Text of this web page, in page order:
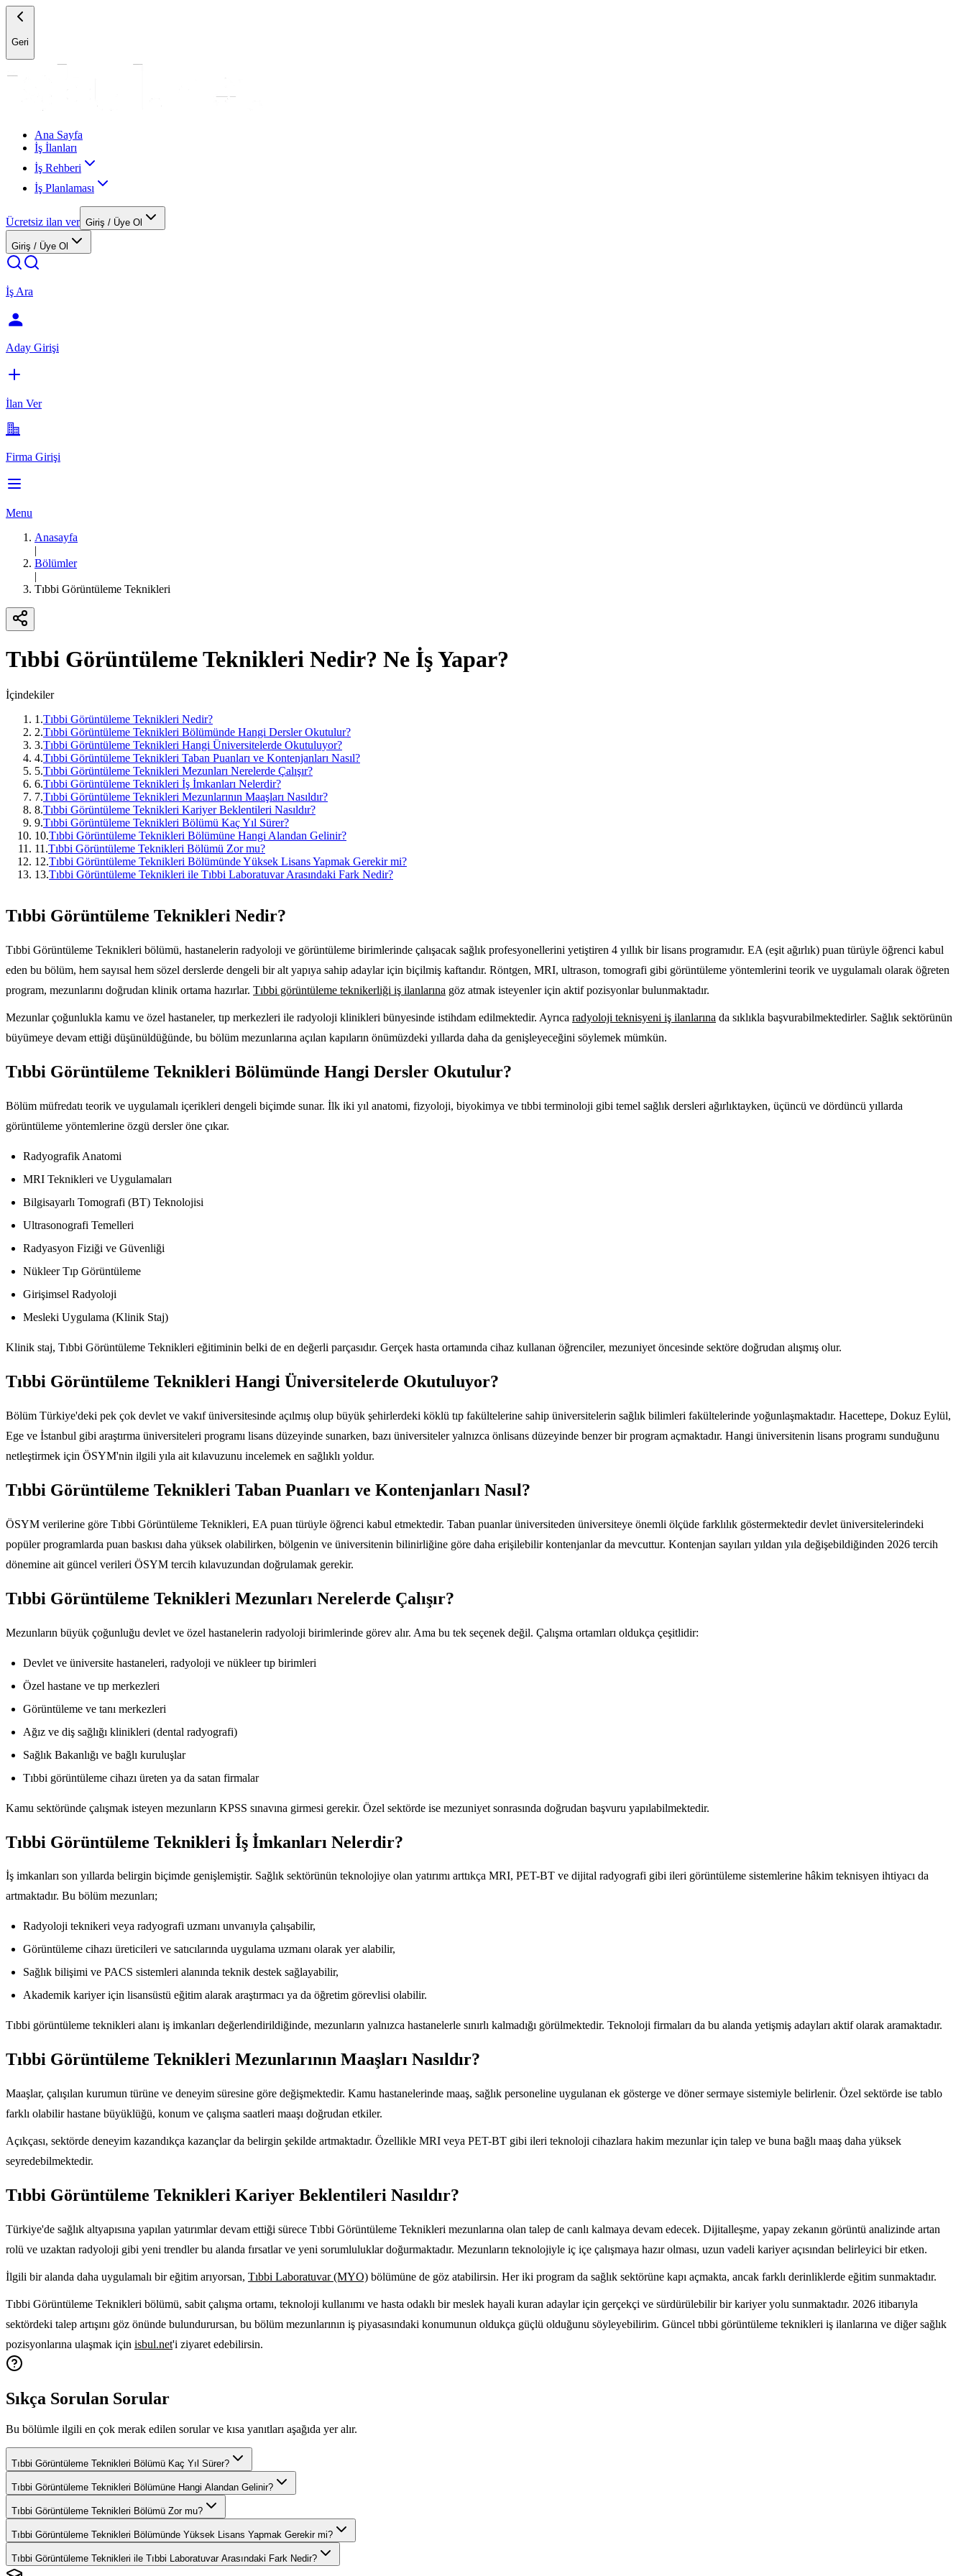
Geri
Ana Sayfa
İş İlanları
İş Rehberi
İş Planlaması
Ücretsiz ilan ver Giriş / Üye Ol
Giriş / Üye Ol
İş Ara
Aday Girişi
İlan Ver
Firma Girişi
Menu
Anasayfa
|
Bölümler
|
Tıbbi Görüntüleme Teknikleri
Tıbbi Görüntüleme Teknikleri Nedir? Ne İş Yapar?
İçindekiler
1 .Tıbbi Görüntüleme Teknikleri Nedir?
2.Tıbbi Görüntüleme Teknikleri Bölümünde Hangi Dersler Okutulur?
3.Tıbbi Görüntüleme Teknikleri Hangi Üniversitelerde Okutuluyor?
4.Tıbbi Görüntüleme Teknikleri Taban Puanları ve Kontenjanları Nasıl?
5.Tıbbi Görüntüleme Teknikleri Mezunları Nerelerde Çalışır?
6.Tıbbi Görüntüleme Teknikleri İş İmkanları Nelerdir?
7.Tıbbi Görüntüleme Teknikleri Mezunlarının Maaşları Nasıldır?
8.Tıbbi Görüntüleme Teknikleri Kariyer Beklentileri Nasıldır?
9.Tıbbi Görüntüleme Teknikleri Bölümü Kaç Yıl Sürer?
10.Tıbbi Görüntüleme Teknikleri Bölümüne Hangi Alandan Gelinir?
11 .Tıbbi Görüntüleme Teknikleri Bölümü Zor mu?
12.Tıbbi Görüntüleme Teknikleri Bölümünde Yüksek Lisans Yapmak Gerekir mi?
13.Tıbbi Görüntüleme Teknikleri ile Tıbbi Laboratuvar Arasındaki Fark Nedir?
Tıbbi Görüntüleme Teknikleri Nedir?
Tıbbi Görüntüleme Teknikleri bölümü, hastanelerin radyoloji ve görüntüleme birimlerinde çalışacak sağlık profesyonellerini yetiştiren 4 yıllık bir lisans programıdır. EA (eşit ağırlık) puan türüyle öğrenci kabul
eden bu bölüm, hem sayısal hem sözel derslerde dengeli bir alt yapıya sahip adaylar için biçilmiş kaftandır. Röntgen, MRI, ultrason, tomografi gibi görüntüleme yöntemlerini teorik ve uygulamalı olarak öğreten
program, mezunlarını doğrudan klinik ortama hazırlar. Tıbbi görüntüleme teknikerliği iş ilanlarına göz atmak isteyenler için aktif pozisyonlar bulunmaktadır.
Mezunlar çoğunlukla kamu ve özel hastaneler, tıp merkezleri ile radyoloji klinikleri bünyesinde istihdam edilmektedir. Ayrıca radyoloji teknisyeni iş ilanlarına da sıklıkla başvurabilmektedirler. Sağlık sektörünün
büyümeye devam ettiği düşünüldüğünde, bu bölüm mezunlarına açılan kapıların önümüzdeki yıllarda daha da genişleyeceğini söylemek mümkün.
Tıbbi Görüntüleme Teknikleri Bölümünde Hangi Dersler Okutulur?
Bölüm müfredatı teorik ve uygulamalı içerikleri dengeli biçimde sunar. İlk iki yıl anatomi, fizyoloji, biyokimya ve tıbbi terminoloji gibi temel sağlık dersleri ağırlıktayken, üçüncü ve dördüncü yıllarda
görüntüleme yöntemlerine özgü dersler öne çıkar.
Radyografik Anatomi
MRI Teknikleri ve Uygulamaları
Bilgisayarlı Tomografi (BT) Teknolojisi
Ultrasonografi Temelleri
Radyasyon Fiziği ve Güvenliği
Nükleer Tıp Görüntüleme
Girişimsel Radyoloji
Mesleki Uygulama (Klinik Staj)
Klinik staj, Tıbbi Görüntüleme Teknikleri eğitiminin belki de en değerli parçasıdır. Gerçek hasta ortamında cihaz kullanan öğrenciler, mezuniyet öncesinde sektöre doğrudan alışmış olur.
Tıbbi Görüntüleme Teknikleri Hangi Üniversitelerde Okutuluyor?
Bölüm Türkiye'deki pek çok devlet ve vakıf üniversitesinde açılmış olup büyük şehirlerdeki köklü tıp fakültelerine sahip üniversitelerin sağlık bilimleri fakültelerinde yoğunlaşmaktadır. Hacettepe, Dokuz Eylül,
Ege ve İstanbul gibi araştırma üniversiteleri programı lisans düzeyinde sunarken, bazı üniversiteler yalnızca önlisans düzeyinde benzer bir program açmaktadır. Hangi üniversitenin lisans programı sunduğunu
netleştirmek için ÖSYM'nin ilgili yıla ait kılavuzunu incelemek en sağlıklı yoldur.
Tıbbi Görüntüleme Teknikleri Taban Puanları ve Kontenjanları Nasıl?
ÖSYM verilerine göre Tıbbi Görüntüleme Teknikleri, EA puan türüyle öğrenci kabul etmektedir. Taban puanlar üniversiteden üniversiteye önemli ölçüde farklılık göstermektedir devlet üniversitelerindeki
popüler programlarda puan baskısı daha yüksek olabilirken, bölgenin ve üniversitenin bilinirliğine göre daha erişilebilir kontenjanlar da mevcuttur. Kontenjan sayıları yıldan yıla değişebildiğinden 2026 tercih
dönemine ait güncel verileri ÖSYM tercih kılavuzundan doğrulamak gerekir.
Tıbbi Görüntüleme Teknikleri Mezunları Nerelerde Çalışır?
Mezunların büyük çoğunluğu devlet ve özel hastanelerin radyoloji birimlerinde görev alır. Ama bu tek seçenek değil. Çalışma ortamları oldukça çeşitlidir:
Devlet ve üniversite hastaneleri, radyoloji ve nükleer tıp birimleri
Özel hastane ve tıp merkezleri
Görüntüleme ve tanı merkezleri
Ağız ve diş sağlığı klinikleri (dental radyografi)
Sağlık Bakanlığı ve bağlı kuruluşlar
Tıbbi görüntüleme cihazı üreten ya da satan firmalar
Kamu sektöründe çalışmak isteyen mezunların KPSS sınavına girmesi gerekir. Özel sektörde ise mezuniyet sonrasında doğrudan başvuru yapılabilmektedir.
Tıbbi Görüntüleme Teknikleri İş İmkanları Nelerdir?
İş imkanları son yıllarda belirgin biçimde genişlemiştir. Sağlık sektörünün teknolojiye olan yatırımı arttıkça MRI, PET-BT ve dijital radyografi gibi ileri görüntüleme sistemlerine hâkim teknisyen ihtiyacı da
artmaktadır. Bu bölüm mezunları;
Radyoloji teknikeri veya radyografi uzmanı unvanıyla çalışabilir,
Görüntüleme cihazı üreticileri ve satıcılarında uygulama uzmanı olarak yer alabilir,
Sağlık bilişimi ve PACS sistemleri alanında teknik destek sağlayabilir,
Akademik kariyer için lisansüstü eğitim alarak araştırmacı ya da öğretim görevlisi olabilir.
Tıbbi görüntüleme teknikleri alanı iş imkanları değerlendirildiğinde, mezunların yalnızca hastanelerle sınırlı kalmadığı görülmektedir. Teknoloji firmaları da bu alanda yetişmiş adayları aktif olarak aramaktadır.
Tıbbi Görüntüleme Teknikleri Mezunlarının Maaşları Nasıldır?
Maaşlar, çalışılan kurumun türüne ve deneyim süresine göre değişmektedir. Kamu hastanelerinde maaş, sağlık personeline uygulanan ek gösterge ve döner sermaye sistemiyle belirlenir. Özel sektörde ise tablo
farklı olabilir hastane büyüklüğü, konum ve çalışma saatleri maaşı doğrudan etkiler.
Açıkçası, sektörde deneyim kazandıkça kazançlar da belirgin şekilde artmaktadır. Özellikle MRI veya PET-BT gibi ileri teknoloji cihazlara hakim mezunlar için talep ve buna bağlı maaş daha yüksek
seyredebilmektedir.
Tıbbi Görüntüleme Teknikleri Kariyer Beklentileri Nasıldır?
Türkiye'de sağlık altyapısına yapılan yatırımlar devam ettiği sürece Tıbbi Görüntüleme Teknikleri mezunlarına olan talep de canlı kalmaya devam edecek. Dijitalleşme, yapay zekanın görüntü analizinde artan
rolü ve uzaktan radyoloji gibi yeni trendler bu alanda fırsatlar ve yeni sorumluluklar doğurmaktadır. Mezunların teknolojiyle iç içe çalışmaya hazır olması, uzun vadeli kariyer açısından belirleyici bir etken.
İlgili bir alanda daha uygulamalı bir eğitim arıyorsan, Tıbbi Laboratuvar (MYO) bölümüne de göz atabilirsin. Her iki program da sağlık sektörüne kapı açmakta, ancak farklı derinliklerde eğitim sunmaktadır.
Tıbbi Görüntüleme Teknikleri bölümü, sabit çalışma ortamı, teknoloji kullanımı ve hasta odaklı bir meslek hayali kuran adaylar için gerçekçi ve sürdürülebilir bir kariyer yolu sunmaktadır. 2026 itibarıyla
sektördeki talep artışını göz önünde bulundurursan, bu bölüm mezunlarının iş piyasasındaki konumunun oldukça güçlü olduğunu söyleyebilirim. Güncel tıbbi görüntüleme teknikleri iş ilanlarına ve diğer sağlık
pozisyonlarına ulaşmak için isbul.net'i ziyaret edebilirsin.
Sıkça Sorulan Sorular
Bu bölümle ilgili en çok merak edilen sorular ve kısa yanıtları aşağıda yer alır.
Tıbbi Görüntüleme Teknikleri Bölümü Kaç Yıl Sürer?
Tıbbi Görüntüleme Teknikleri Bölümüne Hangi Alandan Gelinir?
Tıbbi Görüntüleme Teknikleri Bölümü Zor mu?
Tıbbi Görüntüleme Teknikleri Bölümünde Yüksek Lisans Yapmak Gerekir mi?
Tıbbi Görüntüleme Teknikleri ile Tıbbi Laboratuvar Arasındaki Fark Nedir?